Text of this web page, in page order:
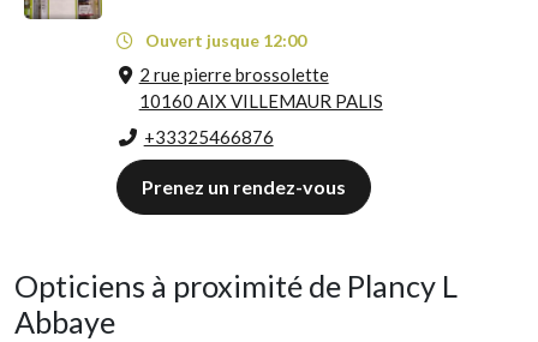
Ouvert jusque 12:00
2 rue pierre brossolette
10160 AIX VILLEMAUR PALIS
+33325466876
Prenez un rendez-vous
Opticiens à proximité de Plancy L
Abbaye